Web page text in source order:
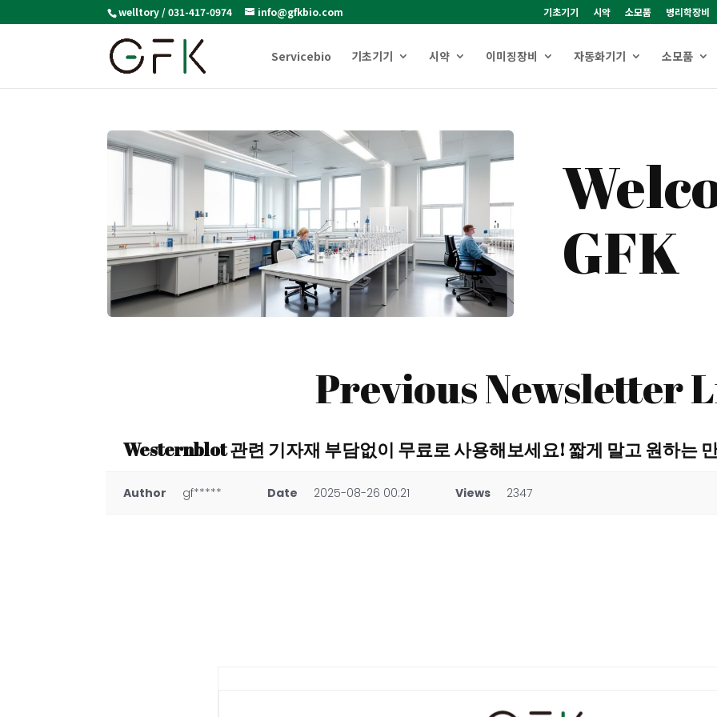
welltory / 031-417-0974 info@gfkbio.com 기초기기 시약 소모품 병리학장비
Servicebio 기초기기 시약 이미징장비 자동화기기 소모품
GFK
Previous Newsletter
Westernblot 관련 기자재 부담없이 무료로 사용해보세요! 짧게 말고 원하는
Author gf***** Date 2025-08-26 00:21 Views 2347